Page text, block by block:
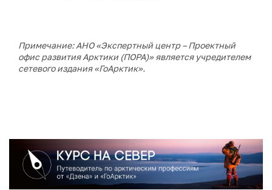
Примечание: АНО «Экспертный центр – Проектный
офис развития Арктики (ПОРА)» является учредителем
сетевого издания «ГоАрктик».